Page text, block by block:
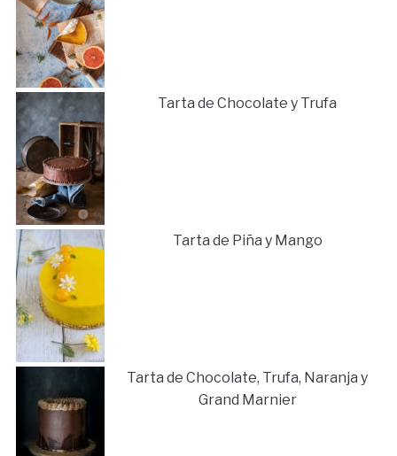
Tarta de Chocolate y Trufa
Tarta de Piña y Mango
Tarta de Chocolate, Trufa, Naranja y
Grand Marnier